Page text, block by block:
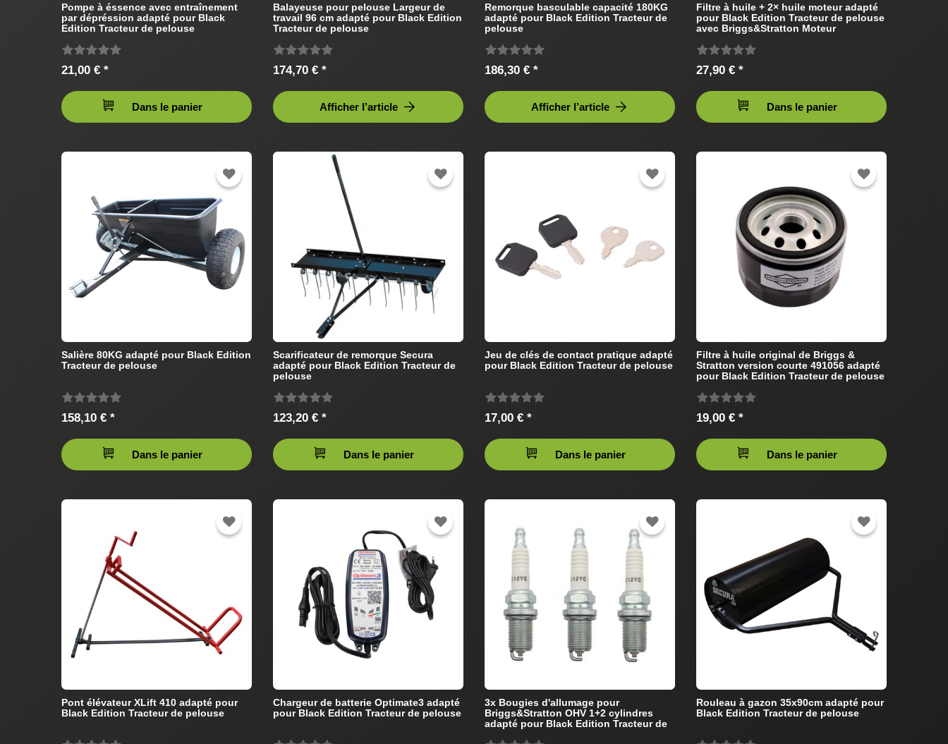
Pompe à éssence avec entraînement
par dépréssion adapté pour Black
Edition Tracteur de pelouse
21,00 € *
Dans le panier
Balayeuse pour pelouse Largeur de
travail 96 cm adapté pour Black Edition
Tracteur de pelouse
174,70 € *
Afficher l’article
Remorque basculable capacité 180KG
adapté pour Black Edition Tracteur de
pelouse
186,30 € *
Afficher l’article
Filtre à huile + 2× huile moteur adapté
pour Black Edition Tracteur de pelouse
avec Briggs&Stratton Moteur
27,90 € *
Dans le panier
Salière 80KG adapté pour Black Edition
Tracteur de pelouse
158,10 € *
Dans le panier
Scarificateur de remorque Secura
adapté pour Black Edition Tracteur de
pelouse
123,20 € *
Dans le panier
Jeu de clés de contact pratique adapté
pour Black Edition Tracteur de pelouse
17,00 € *
Dans le panier
Filtre à huile original de Briggs &
Stratton version courte 491056 adapté
pour Black Edition Tracteur de pelouse
19,00 € *
Dans le panier
Pont élévateur XLift 410 adapté pour
Black Edition Tracteur de pelouse
Chargeur de batterie Optimate3 adapté
pour Black Edition Tracteur de pelouse
3x Bougies d'allumage pour
Briggs&Stratton OHV 1+2 cylindres
adapté pour Black Edition Tracteur de
Rouleau à gazon 35x90cm adapté pour
Black Edition Tracteur de pelouse